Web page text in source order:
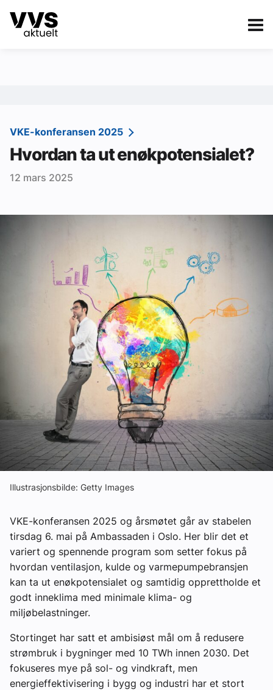
Kategorier
Sanitær
Ventilasjon
Varme og energi
Aktuelle prosjekter
Om VVS Aktuelt
Abonner på fagbladet Byggfakta Nyheter
Annonsere i VVS Aktuelt
Kontakt oss
Tips oss
eBlad
VKE-konferansen 2025
Hvordan ta ut enøkpotensialet?
12 mars 2025
Illustrasjonsbilde: Getty Images
VKE-konferansen 2025 og årsmøtet går av stabelen
tirsdag 6. mai på Ambassaden i Oslo. Her blir det et
variert og spennende program som setter fokus på
hvordan ventilasjon, kulde og varmepumpebransjen
kan ta ut enøkpotensialet og samtidig opprettholde et
godt inneklima med minimale klima- og
miljøbelastninger.
Stortinget har satt et ambisiøst mål om å redusere
strømbruk i bygninger med 10 TWh innen 2030. Det
fokuseres mye på sol- og vindkraft, men
energieffektivisering i bygg og industri har et stort